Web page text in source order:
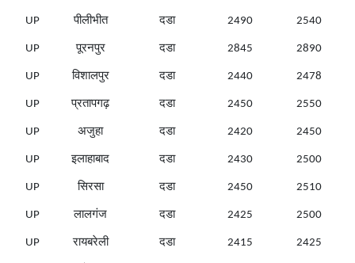
UP पीलीभीत दडा 2490 2540
UP पूरनपुर दडा 2845 2890
UP विशालपुर दडा 2440 2478
UP प्रतापगढ़ दडा 2450 2550
UP अजुहा दडा 2420 2450
UP इलाहाबाद दडा 2430 2500
UP सिरसा दडा 2450 2510
UP लालगंज दडा 2425 2500
UP रायबरेली दडा 2415 2425